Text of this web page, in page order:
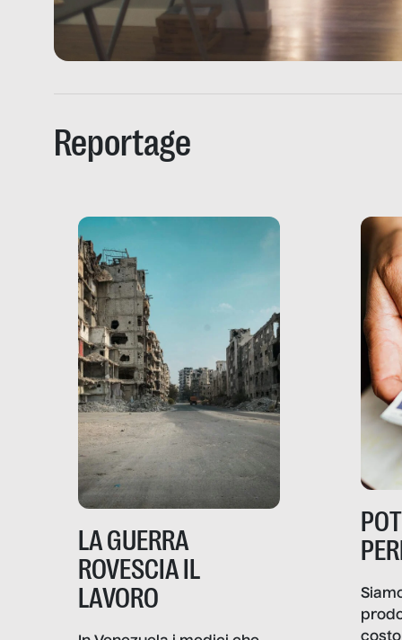
Reportage
LA GUERRA
ROVESCIA IL
LAVORO